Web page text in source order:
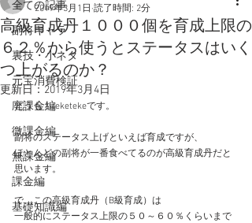
全ての記事
副将キャラ
裏技・小ネタ
元宝消費検証
廃課金編
微課金編
無課金編
課金編
基礎知識編
高級育成丹１０００個を育成上限の
６２％から使うとステータスはいく
つ上がるのか？
2019年3月1日 読了時間: 2分
更新日：2019年3月4日
どうも！teketekeです。
副将のステータス上げといえば育成ですが、
ほとんどの副将が一番食べてるのが高級育成丹だと
思います。
で、この高級育成丹（B級育成）は
一般的にステータス上限の５０～６０％くらいまで